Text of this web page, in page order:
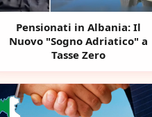
Pensionati in Albania: Il
Nuovo "Sogno Adriatico" a
Tasse Zero